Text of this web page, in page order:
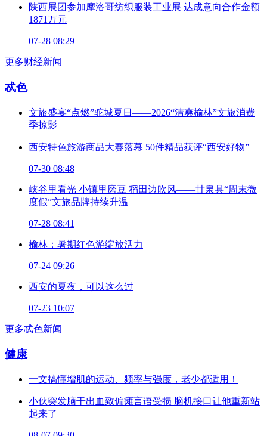
陕西展团参加摩洛哥纺织服装工业展 达成意向合作金额
1871万元
07-28 08:29
更多财经新闻
忒色
文旅盛宴“点燃”驼城夏日——2026“清爽榆林”文旅消费
季掠影
西安特色旅游商品大赛落幕 50件精品获评“西安好物”
07-30 08:48
峡谷里看光 小镇里磨豆 稻田边吹风——甘泉县“周末微
度假”文旅品牌持续升温
07-28 08:41
榆林：暑期红色游绽放活力
07-24 09:26
西安的夏夜，可以这么过
07-23 10:07
更多忒色新闻
健康
一文搞懂增肌的运动、频率与强度，老少都适用！
小伙突发脑干出血致偏瘫言语受损 脑机接口让他重新站
起来了